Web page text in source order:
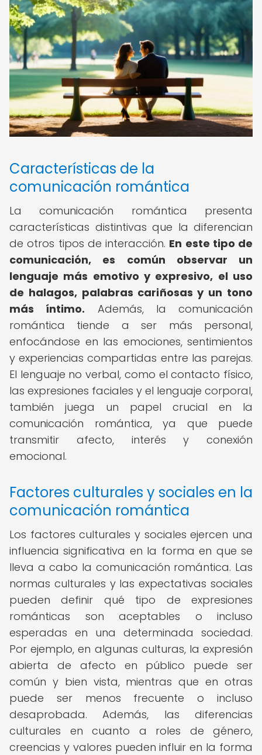
Características de la
comunicación romántica
La comunicación romántica presenta
características distintivas que la diferencian
de otros tipos de interacción. En este tipo de
comunicación, es común observar un
lenguaje más emotivo y expresivo, el uso
de halagos, palabras cariñosas y un tono
más íntimo. Además, la comunicación
romántica tiende a ser más personal,
enfocándose en las emociones, sentimientos
y experiencias compartidas entre las parejas.
El lenguaje no verbal, como el contacto físico,
las expresiones faciales y el lenguaje corporal,
también juega un papel crucial en la
comunicación romántica, ya que puede
transmitir afecto, interés y conexión
emocional.
Factores culturales y sociales en la
comunicación romántica
Los factores culturales y sociales ejercen una
influencia significativa en la forma en que se
lleva a cabo la comunicación romántica. Las
normas culturales y las expectativas sociales
pueden definir qué tipo de expresiones
románticas son aceptables o incluso
esperadas en una determinada sociedad.
Por ejemplo, en algunas culturas, la expresión
abierta de afecto en público puede ser
común y bien vista, mientras que en otras
puede ser menos frecuente o incluso
desaprobada. Además, las diferencias
culturales en cuanto a roles de género,
creencias y valores pueden influir en la forma